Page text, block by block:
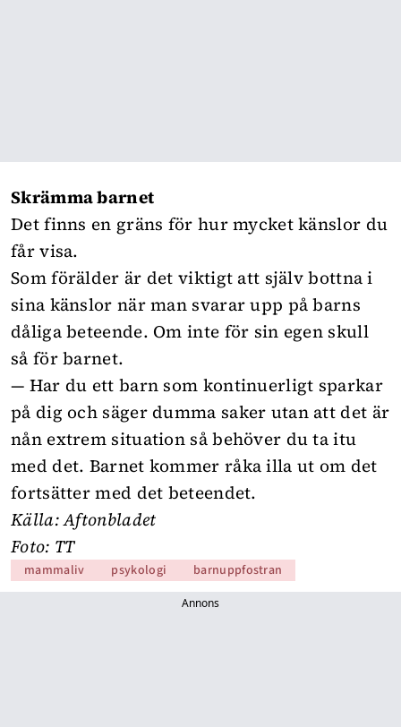
Skrämma barnet
Det finns en gräns för hur mycket känslor du
får visa.
Som förälder är det viktigt att själv bottna i
sina känslor när man svarar upp på barns
dåliga beteende. Om inte för sin egen skull
så för barnet.
— Har du ett barn som kontinuerligt sparkar
på dig och säger dumma saker utan att det är
nån extrem situation så behöver du ta itu
med det. Barnet kommer råka illa ut om det
fortsätter med det beteendet.
Källa:Aftonbladet
Foto: TT
mammaliv psykologi barnuppfostran
Annons